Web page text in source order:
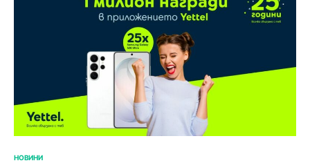
НОВИНИ